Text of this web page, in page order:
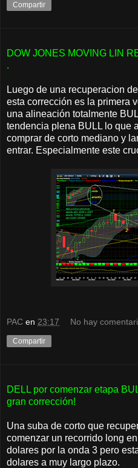
Compartir
DOW JONES MOVING LIN
.
Luego de una recuperacion
esta corrección es la primera
una alineación totalmente
tendencia plena BULL lo que
comprar de corto mediano y
entrar. Especialmente este
PAC en 23:17 No hay
Compartir
DELL por comenzar etapa
gran corrección!
Una suba de corto que
comenzar un recorrido long
dolares por la onda 3 pero
dolares a muy largo plazo.